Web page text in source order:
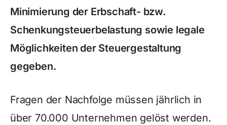
Minimierung der Erbschaft- bzw.
Schenkungsteuerbelastung sowie legale
Möglichkeiten der Steuergestaltung
gegeben.
Fragen der Nachfolge müssen jährlich in
über 70.000 Unternehmen gelöst werden.